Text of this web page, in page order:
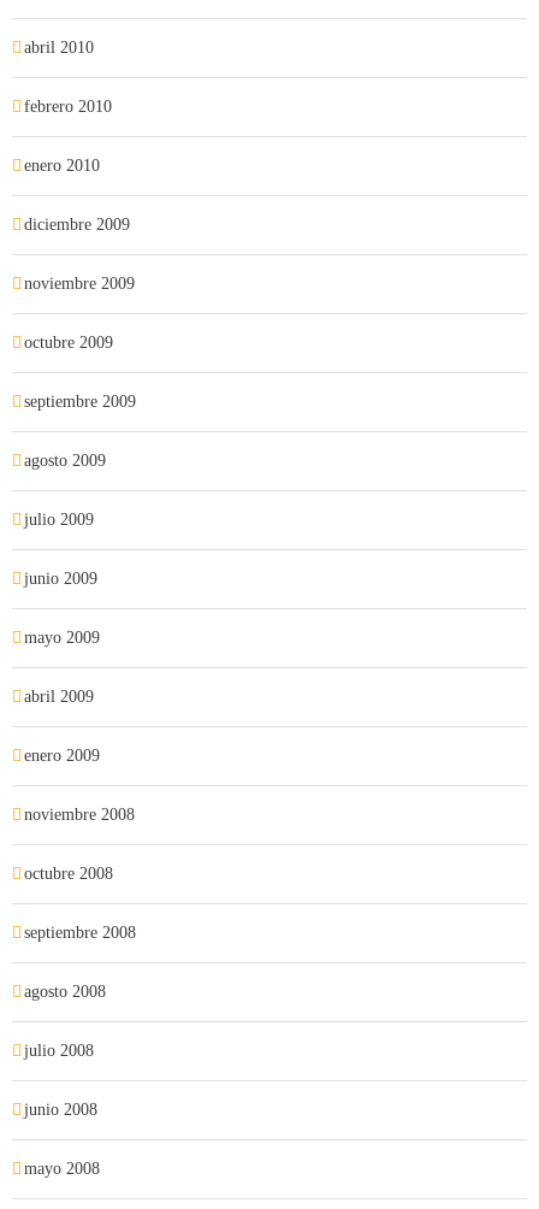
abril 2010
febrero 2010
enero 2010
diciembre 2009
noviembre 2009
octubre 2009
septiembre 2009
agosto 2009
julio 2009
junio 2009
mayo 2009
abril 2009
enero 2009
noviembre 2008
octubre 2008
septiembre 2008
agosto 2008
julio 2008
junio 2008
mayo 2008